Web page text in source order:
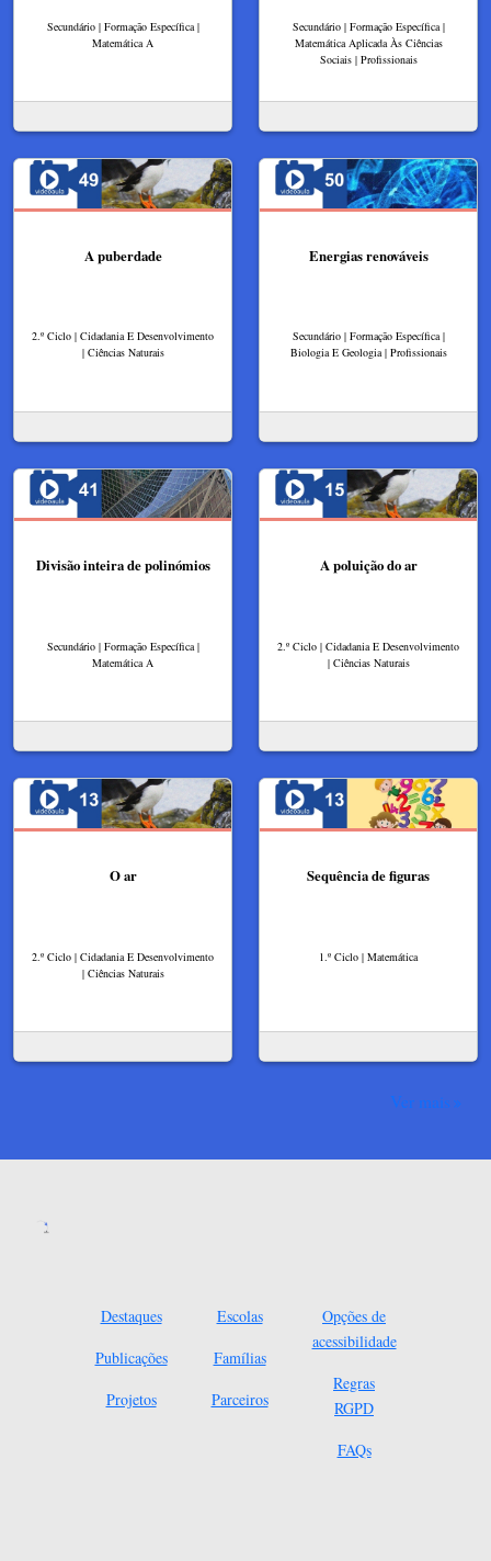
Secundário | Formação Específica |
Matemática A
Secundário | Formação Específica |
Matemática Aplicada Às Ciências
Sociais | Profissionais
A puberdade
2.º Ciclo | Cidadania E Desenvolvimento
| Ciências Naturais
Energias renováveis
Secundário | Formação Específica |
Biologia E Geologia | Profissionais
Divisão inteira de polinómios
Secundário | Formação Específica |
Matemática A
A poluição do ar
2.º Ciclo | Cidadania E Desenvolvimento
| Ciências Naturais
O ar
2.º Ciclo | Cidadania E Desenvolvimento
| Ciências Naturais
Sequência de figuras
1.º Ciclo | Matemática
Ver mais
Destaques
Publicações
Projetos
Escolas
Famílias
Parceiros
Opções de
acessibilidade
Regras
RGPD
FAQs